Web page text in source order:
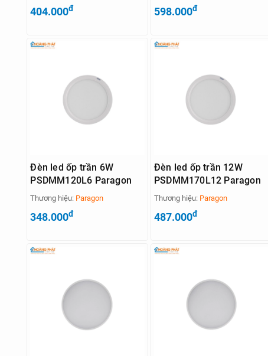
404.000đ 598.000đ
Đèn led ốp trần 6W
PSDMM120L6 Paragon
Thương hiệu: Paragon
348.000đ
Đèn led ốp trần 12W
PSDMM170L12 Paragon
Thương hiệu: Paragon
487.000đ